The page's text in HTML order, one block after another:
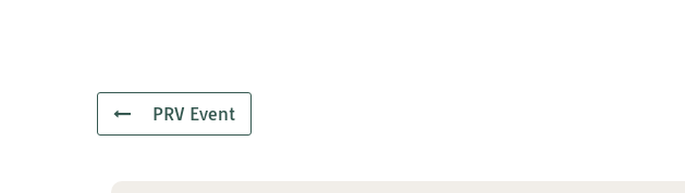
PRV Event